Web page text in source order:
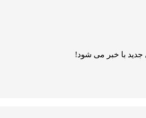
با خبر می شود!